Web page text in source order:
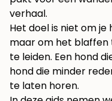
verhaal.
Het doel is niet om
maar om het blaffen
te leiden. Een hond
hond die minder
te laten horen.